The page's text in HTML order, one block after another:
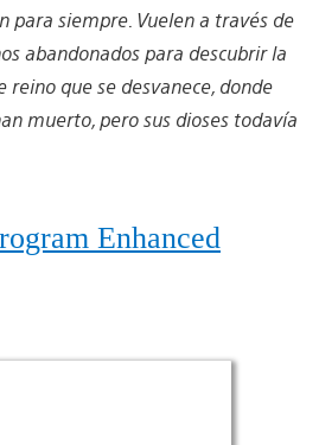
para siempre. Vuelen a través de
abandonados para descubrir la
que se desvanece, donde
muerto, pero sus dioses todavía
Enhanced